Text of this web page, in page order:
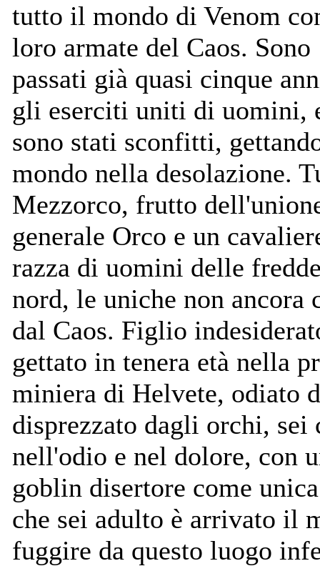
tutto il mondo di Venom
loro armate del Caos. Sono
passati già quasi cinque
gli eserciti uniti di uomini,
sono stati sconfitti,
mondo nella desolazione.
Mezzorco, frutto
generale Orco e un
razza di uomini delle
nord, le uniche non ancora
dal Caos. Figlio
gettato in tenera età nella
miniera di Helvete, odiato
disprezzato dagli orchi, sei
nell'odio e nel dolore, con
goblin disertore come
che sei adulto è arrivato il
fuggire da questo luogo